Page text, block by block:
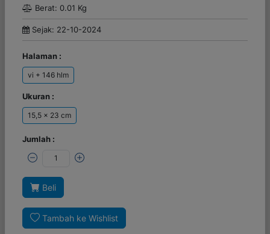
Berat: 0.01 Kg
Sejak: 22-10-2024
Halaman :
vi + 146 hlm
Ukuran :
15,5 x 23 cm
Jumlah :
Beli
Tambah ke Wishlist